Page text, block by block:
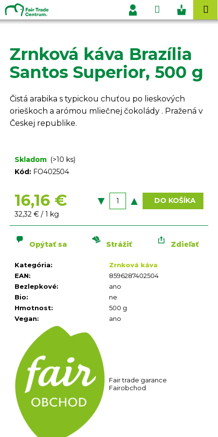
Prejsť
na
obsah
Hľadať
Prihlásenie
Zrnková káva Brazília
Santos Superior, 500 g
Čistá arabika s typickou chuťou po lieskových
orieškoch a arómou mliečnej čokolády . Pražená v
Českej republike.
Skladom (>10 ks)
Kód: FO402504
16,16 €
Jednotková
cena:
32,32 € / 1 kg
DO KOŠÍKA
Kategória:
Zrnková káva
EAN:
8596287402504
Bezlepkové:
ano
Bio:
ne
Hmotnost:
500 g
Vegan: ano
Fair trade garance
Fairobchod
Opýtať sa Strážiť Zdieľať
K
o
Späť
Späť
Č
o
p
o
t
r
e
u
t
e
n
?
O
d
p
o